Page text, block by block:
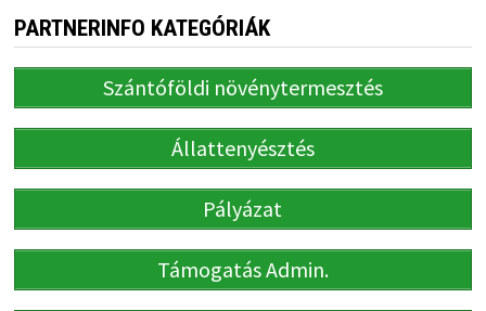
PARTNERINFO KATEGÓRIÁK
Szántóföldi növénytermesztés
Állattenyésztés
Pályázat
Támogatás Admin.